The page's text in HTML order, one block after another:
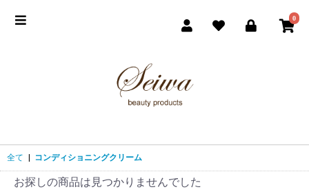
0
全て コンディショニングクリーム
お探しの商品は見つかりませんでした